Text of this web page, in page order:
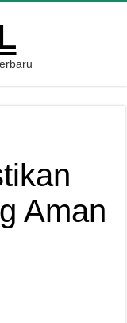
Aman